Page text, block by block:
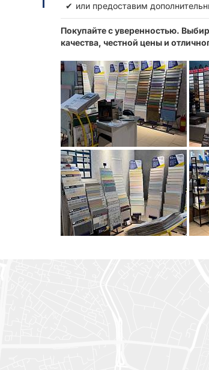
или предоставим
Покупайте с уверенностью.
качества, честной цены и